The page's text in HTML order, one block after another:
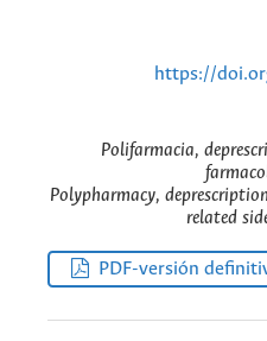
https://
Polifarmacia,
Polypharmacy,
related
PDF-versión